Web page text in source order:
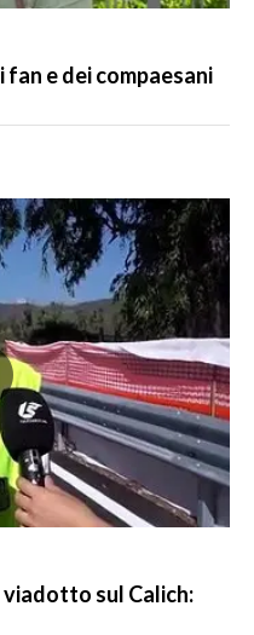
e dei compaesani
sul Calich: